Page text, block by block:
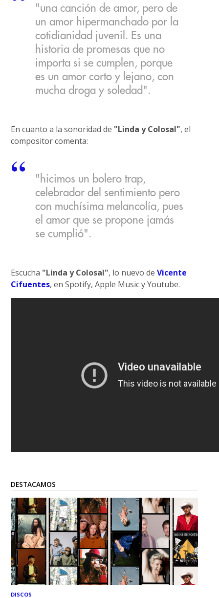
"una canción de amor, pero de
un amor hipermanchado por la
cotidianidad juvenil. Es una
historia de promesas que no
importa si se cumplen, porque
es un amor corto y lejano, con
mucha droga y soledad".
En cuanto a la sonoridad de "Linda y Colosal", el
compositor comenta:
"hicimos un bolero trap,
celebrador del sentimiento pero
con muchísima melancolía, pues
el amor que se propone jamás
se cumplió".
Escucha "Linda y Colosal", lo nuevo deVicente
Cifuentes, en Spotify, Apple Music y Youtube.
DESTACAMOS
DISCOS